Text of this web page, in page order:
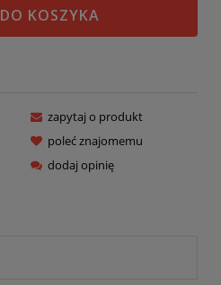
DO KOSZYKA
zapytaj o produkt
poleć znajomemu
dodaj opinię